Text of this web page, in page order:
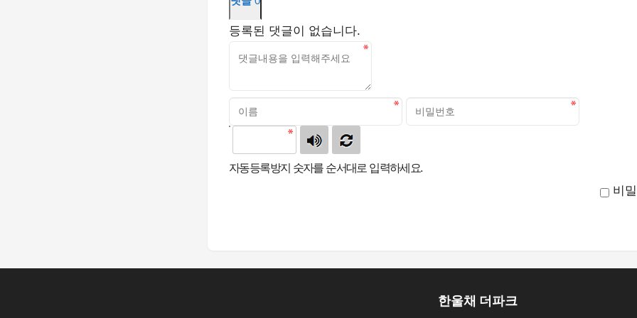
등록된 댓글이 없습니다.
자동등록방지 숫자를 순서대로 입력하세요.
비
한울채 더파크